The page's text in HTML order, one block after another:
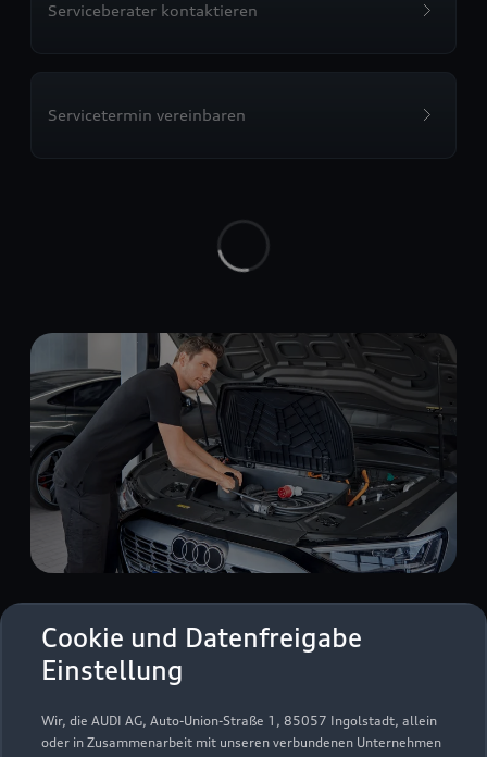
Cookie und Datenfreigabe
Einstellung
Wir, die AUDI AG, Auto-Union-Straße 1, 85057 Ingolstadt, allein
oder in Zusammenarbeit mit unseren verbundenen Unternehmen
Serviceberater kontaktieren
Servicetermin vereinbaren
Zur Reparatur